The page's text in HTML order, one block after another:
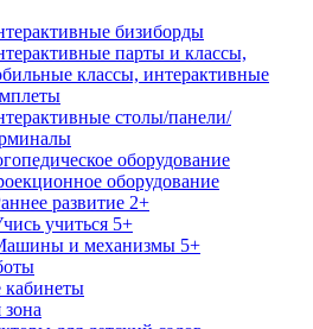
бизиборды
парты и классы,
классы, интерактивные
столы/панели/
оборудование
оборудование
развитие 2+
учиться 5+
и механизмы 5+
кабинеты